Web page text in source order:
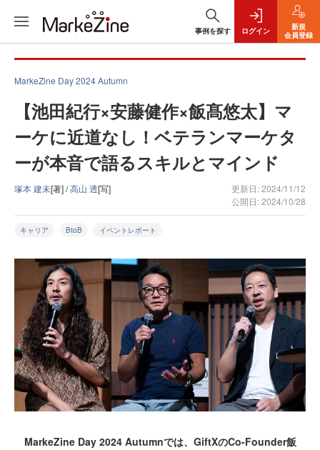
事例を探す ログイン
新規
会員登録
MarkeZine Day 2024 Autumn
【池田紀行×安藤健作×飯髙悠太】マ
ーケに近道なし！ベテランマーケタ
ーが本音で語るスキルとマインド
塚本 建未[著] /高山 透[写]
更新日: 2024/11/12
公開日: 2024/10/28
キャリア BtoB イベントレポート
MarkeZine Day 2024 Autumnでは、GiftXのCo-Founder飯